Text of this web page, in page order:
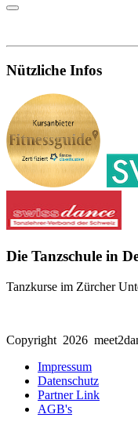
Nützliche Infos
Die Tanzschule in
Tanzkurse im Zürcher
Copyright 2026
Impressum
Datenschutz
Partner Link
AGB's